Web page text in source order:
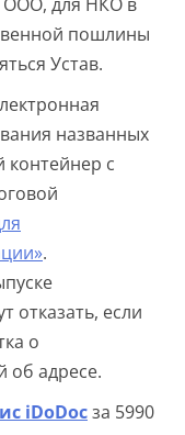
пошлины
Устав.
названных
контейнер с
.
отказать, если
о
об адресе.
iDoDocза 5990